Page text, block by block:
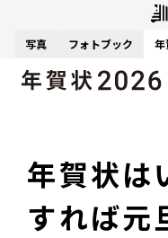
写真 フォトブック 年
年賀状は
すれば元